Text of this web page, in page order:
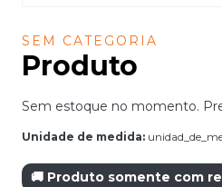
SEM CATEGORIA
Produto
Sem estoque no momento.
Unidade de medida:
🚚 Produto somente com